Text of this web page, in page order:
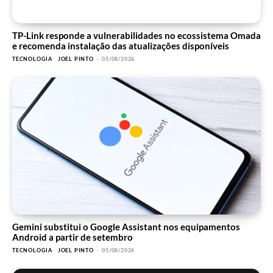
TP-Link responde a vulnerabilidades no ecossistema Omada
e recomenda instalação das atualizações disponíveis
TECNOLOGIA JOEL PINTO - 05/08/2026
Gemini substitui o Google Assistant nos equipamentos
Android a partir de setembro
TECNOLOGIA JOEL PINTO - 05/08/2026